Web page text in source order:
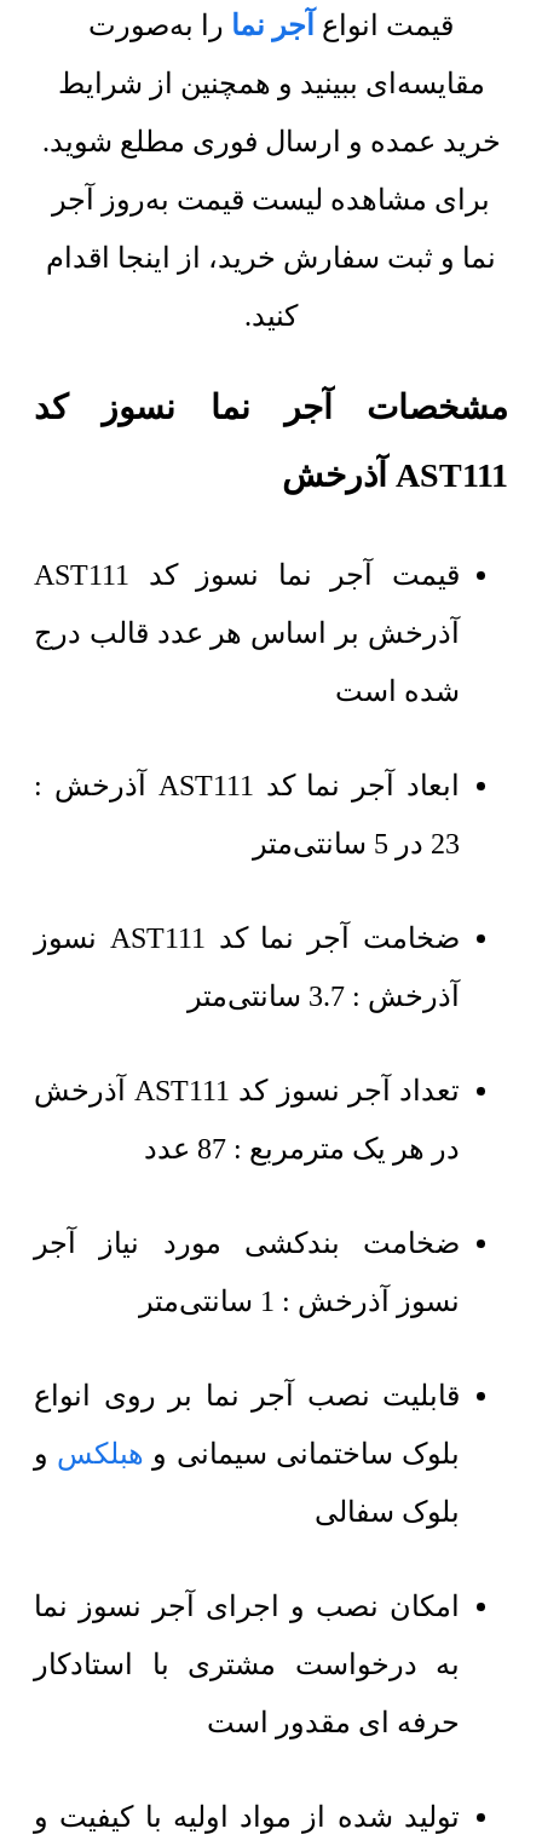
قیمت انواع آجر نما را به‌صورت
مقایسه‌ای ببینید و همچنین از شرایط
خرید عمده و ارسال فوری مطلع شوید.
برای مشاهده لیست قیمت به‌روز آجر
نما و ثبت سفارش خرید، از اینجا اقدام
کنید.
مشخصات آجر نما نسوز کد
AST111 آذرخش
قیمت آجر نما نسوز کد AST111
آذرخش بر اساس هر عدد قالب درج
شده است
ابعاد آجر نما کد AST111 آذرخش :
23 در 5 سانتی‌متر
ضخامت آجر نما کد AST111 نسوز
آذرخش : 3.7 سانتی‌متر
تعداد آجر نسوز کد AST111 آذرخش
در هر یک مترمربع : 87 عدد
ضخامت بندکشی مورد نیاز آجر
نسوز آذرخش : 1 سانتی‌متر
قابلیت نصب آجر نما بر روی انواع
بلوک ساختمانی سیمانی و هبلکس و
بلوک سفالی
امکان نصب و اجرای آجر نسوز نما
به درخواست مشتری با استادکار
حرفه ای مقدور است
تولید شده از مواد اولیه با کیفیت و